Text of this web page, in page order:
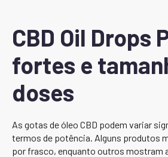
CBD Oil Drops
fortes e
doses
As gotas de óleo CBD podem variar
termos de potência. Alguns produtos
por frasco, enquanto outros mostram